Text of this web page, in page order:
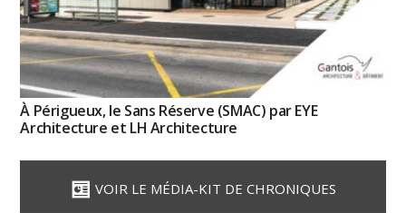
À Périgueux, le Sans Réserve (SMAC) par EYE
Architecture et LH Architecture
VOIR LE MÉDIA-KIT DE CHRONIQUES